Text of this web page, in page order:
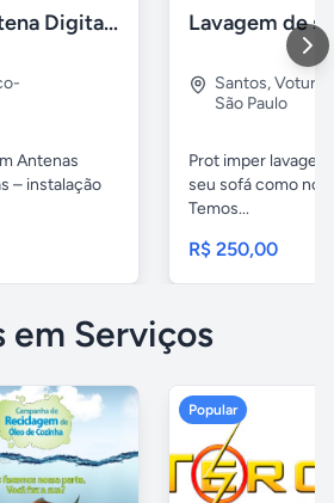
Instalador de Antena Digital em Brasília
Antenas
– instalação
Santos,Voturua
São Paulo
Prot imper
seu sofá como
Temos...
R$ 250,00
em Serviços
Popular